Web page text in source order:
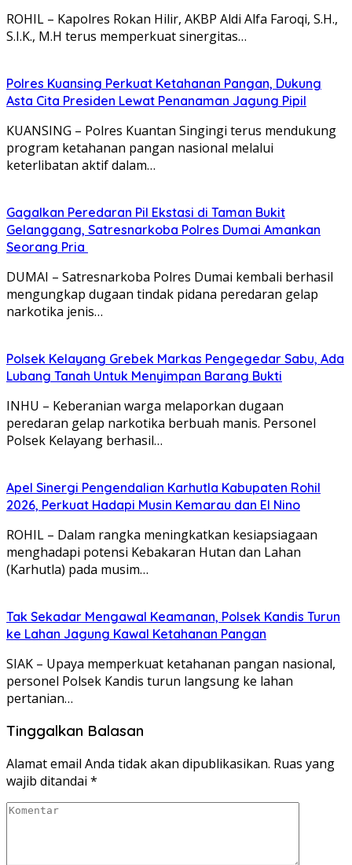
ROHIL – Kapolres Rokan Hilir, AKBP Aldi Alfa Faroqi, S.H.,
S.I.K., M.H terus memperkuat sinergitas…
Polres Kuansing Perkuat Ketahanan Pangan, Dukung
Asta Cita Presiden Lewat Penanaman Jagung Pipil
KUANSING – Polres Kuantan Singingi terus mendukung
program ketahanan pangan nasional melalui
keterlibatan aktif dalam…
Gagalkan Peredaran Pil Ekstasi di Taman Bukit
Gelanggang, Satresnarkoba Polres Dumai Amankan
Seorang Pria
DUMAI – Satresnarkoba Polres Dumai kembali berhasil
mengungkap dugaan tindak pidana peredaran gelap
narkotika jenis…
Polsek Kelayang Grebek Markas Pengegedar Sabu, Ada
Lubang Tanah Untuk Menyimpan Barang Bukti
INHU – Keberanian warga melaporkan dugaan
peredaran gelap narkotika berbuah manis. Personel
Polsek Kelayang berhasil…
Apel Sinergi Pengendalian Karhutla Kabupaten Rohil
2026, Perkuat Hadapi Musin Kemarau dan El Nino
ROHIL – Dalam rangka meningkatkan kesiapsiagaan
menghadapi potensi Kebakaran Hutan dan Lahan
(Karhutla) pada musim…
Tak Sekadar Mengawal Keamanan, Polsek Kandis Turun
ke Lahan Jagung Kawal Ketahanan Pangan
SIAK – Upaya memperkuat ketahanan pangan nasional,
personel Polsek Kandis turun langsung ke lahan
pertanian…
Tinggalkan Balasan
Alamat email Anda tidak akan dipublikasikan. Ruas yang
wajib ditandai *